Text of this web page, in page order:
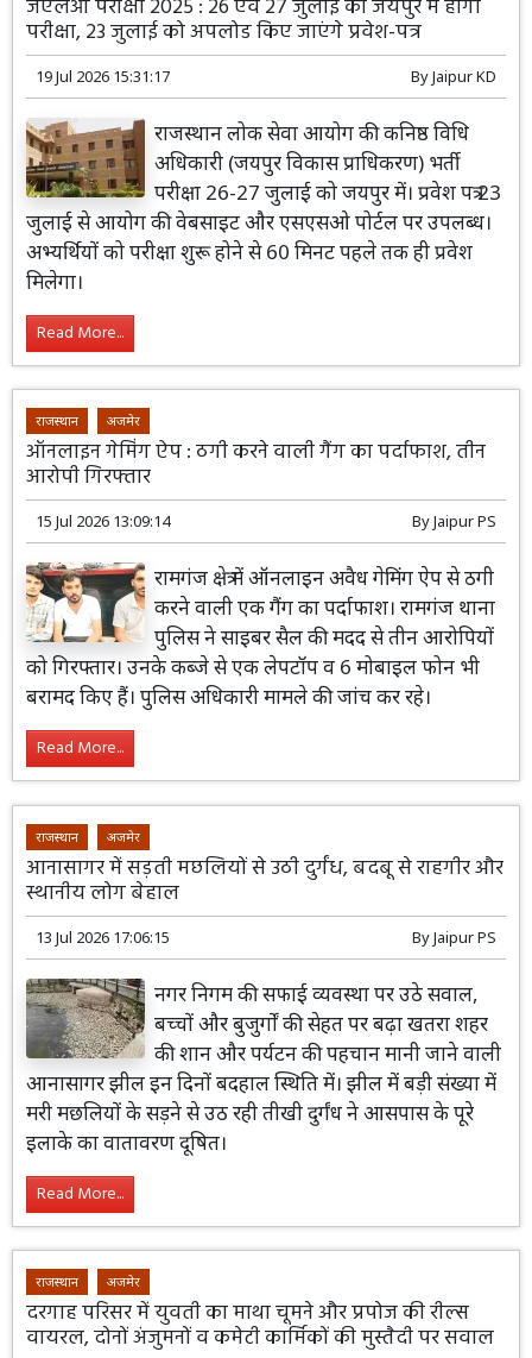
जेएलओ परीक्षा 2025 : 26 एवं 27 जुलाई को जयपुर में होगी
परीक्षा, 23 जुलाई को अपलोड किए जाएंगे प्रवेश-पत्र
19 Jul 2026 15:31:17 ByJaipur KD
राजस्थान लोक सेवा आयोग की कनिष्ठ विधि
अधिकारी (जयपुर विकास प्राधिकरण) भर्ती
परीक्षा 26-27 जुलाई को जयपुर में। प्रवेश पत्र 23
जुलाई से आयोग की वेबसाइट और एसएसओ पोर्टल पर उपलब्ध।
अभ्यर्थियों को परीक्षा शुरू होने से 60 मिनट पहले तक ही प्रवेश
मिलेगा।
Read More...
राजस्थान अजमेर
ऑनलाइन गेमिंग ऐप : ठगी करने वाली गैंग का पर्दाफाश, तीन
आरोपी गिरफ्तार
15 Jul 2026 13:09:14 ByJaipur PS
रामगंज क्षेत्र में ऑनलाइन अवैध गेमिंग ऐप से ठगी
करने वाली एक गैंग का पर्दाफाश। रामगंज थाना
पुलिस ने साइबर सैल की मदद से तीन आरोपियों
को गिरफ्तार। उनके कब्जे से एक लेपटॉप व 6 मोबाइल फोन भी
बरामद किए हैं। पुलिस अधिकारी मामले की जांच कर रहे।
Read More...
राजस्थान अजमेर
आनासागर में सड़ती मछलियों से उठी दुर्गंध, बदबू से राहगीर और
स्थानीय लोग बेहाल
13 Jul 2026 17:06:15 ByJaipur PS
नगर निगम की सफाई व्यवस्था पर उठे सवाल,
बच्चों और बुजुर्गों की सेहत पर बढ़ा खतरा शहर
की शान और पर्यटन की पहचान मानी जाने वाली
आनासागर झील इन दिनों बदहाल स्थिति में। झील में बड़ी संख्या में
मरी मछलियों के सड़ने से उठ रही तीखी दुर्गंध ने आसपास के पूरे
इलाके का वातावरण दूषित।
Read More...
राजस्थान अजमेर
दरगाह परिसर में युवती का माथा चूमने और प्रपोज की रील्स
वायरल, दोनों अंजुमनों व कमेटी कार्मिकों की मुस्तैदी पर सवाल